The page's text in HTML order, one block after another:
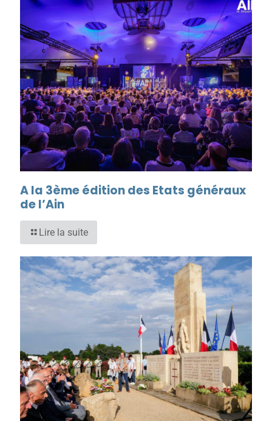
A la 3ème édition des Etats généraux
de l’Ain
Lire la suite